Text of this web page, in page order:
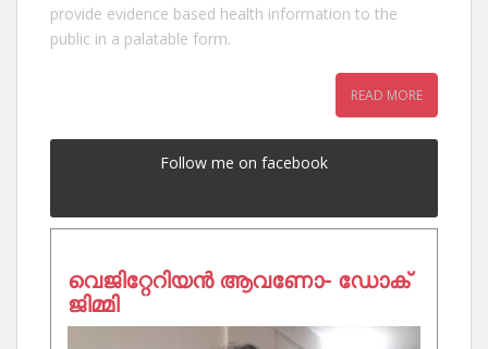
provide evidence based health information to the
public in a palatable form.
READ MORE
Follow me on facebook
വെജിറ്റേറിയൻ ആവണോ- ഡോക്
ജിമ്മി